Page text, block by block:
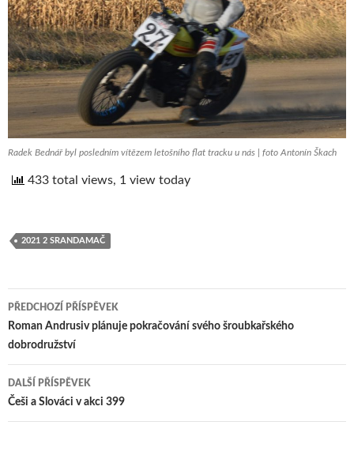
Radek Bednář byl posledním vítězem letošního flat tracku u nás | foto Antonín Škach
433 total views, 1 view today
2021 2 SRANDAMAČ
Navigace
příspěvek
PŘEDCHOZÍ PŘÍSPĚVEK
Roman Andrusiv plánuje pokračování svého šroubkařského
dobrodružství
DALŠÍ PŘÍSPĚVEK
Češi a Slováci v akci 399